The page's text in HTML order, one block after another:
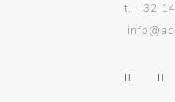
t. +32